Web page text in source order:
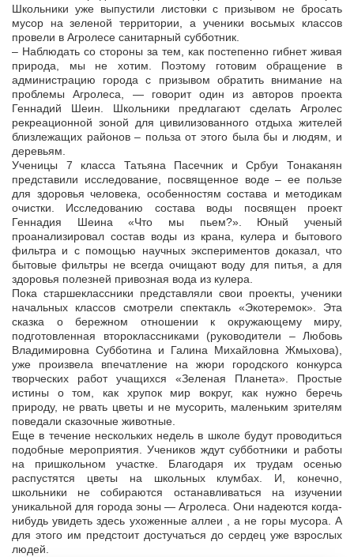
Школьники уже выпустили листовки с призывом не бросать
мусор на зеленой территории, а ученики восьмых классов
провели в Агролесе санитарный субботник.
– Наблюдать со стороны за тем, как постепенно гибнет живая
природа, мы не хотим. Поэтому готовим обращение в
администрацию города с призывом обратить внимание на
проблемы Агролеса, — говорит один из авторов проекта
Геннадий Шеин. Школьники предлагают сделать Агролес
рекреационной зоной для цивилизованного отдыха жителей
близлежащих районов – польза от этого была бы и людям, и
деревьям.
Ученицы 7 класса Татьяна Пасечник и Србуи Тонаканян
представили исследование, посвященное воде – ее пользе
для здоровья человека, особенностям состава и методикам
очистки. Исследованию состава воды посвящен проект
Геннадия Шеина «Что мы пьем?». Юный ученый
проанализировал состав воды из крана, кулера и бытового
фильтра и с помощью научных экспериментов доказал, что
бытовые фильтры не всегда очищают воду для питья, а для
здоровья полезней привозная вода из кулера.
Пока старшеклассники представляли свои проекты, ученики
начальных классов смотрели спектакль «Экотеремок». Эта
сказка о бережном отношении к окружающему миру,
подготовленная второклассниками (руководители – Любовь
Владимировна Субботина и Галина Михайловна Жмыхова),
уже произвела впечатление на жюри городского конкурса
творческих работ учащихся «Зеленая Планета». Простые
истины о том, как хрупок мир вокруг, как нужно беречь
природу, не рвать цветы и не мусорить, маленьким зрителям
поведали сказочные животные.
Еще в течение нескольких недель в школе будут проводиться
подобные мероприятия. Учеников ждут субботники и работы
на пришкольном участке. Благодаря их трудам осенью
распустятся цветы на школьных клумбах. И, конечно,
школьники не собираются останавливаться на изучении
уникальной для города зоны — Агролеса. Они надеются когда-
нибудь увидеть здесь ухоженные аллеи , а не горы мусора. А
для этого им предстоит достучаться до сердец уже взрослых
людей.